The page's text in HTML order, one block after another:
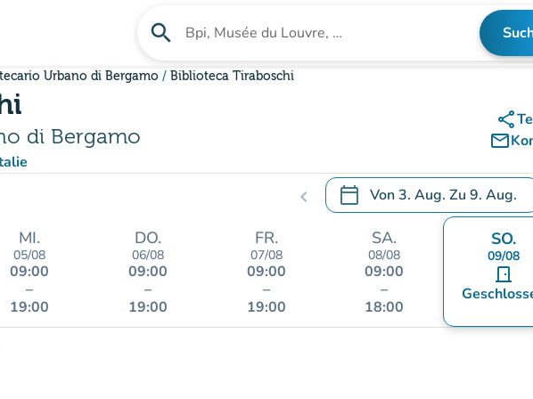
search Suche nach einer Einrichtung
Urbano di Bergamo Biblioteca Tiraboschi
di Bergamo
share
mail_outline
chevron_left calendar_today Von3. Aug. Zu 9. Aug.
.Öffnen Sie den Kalender, um
MI.
05/08
09:00
–
19:00
DO.
06/08
09:00
–
19:00
FR.
07/08
09:00
–
19:00
SA.
08/08
09:00
–
18:00
SO.
09/08
door_front